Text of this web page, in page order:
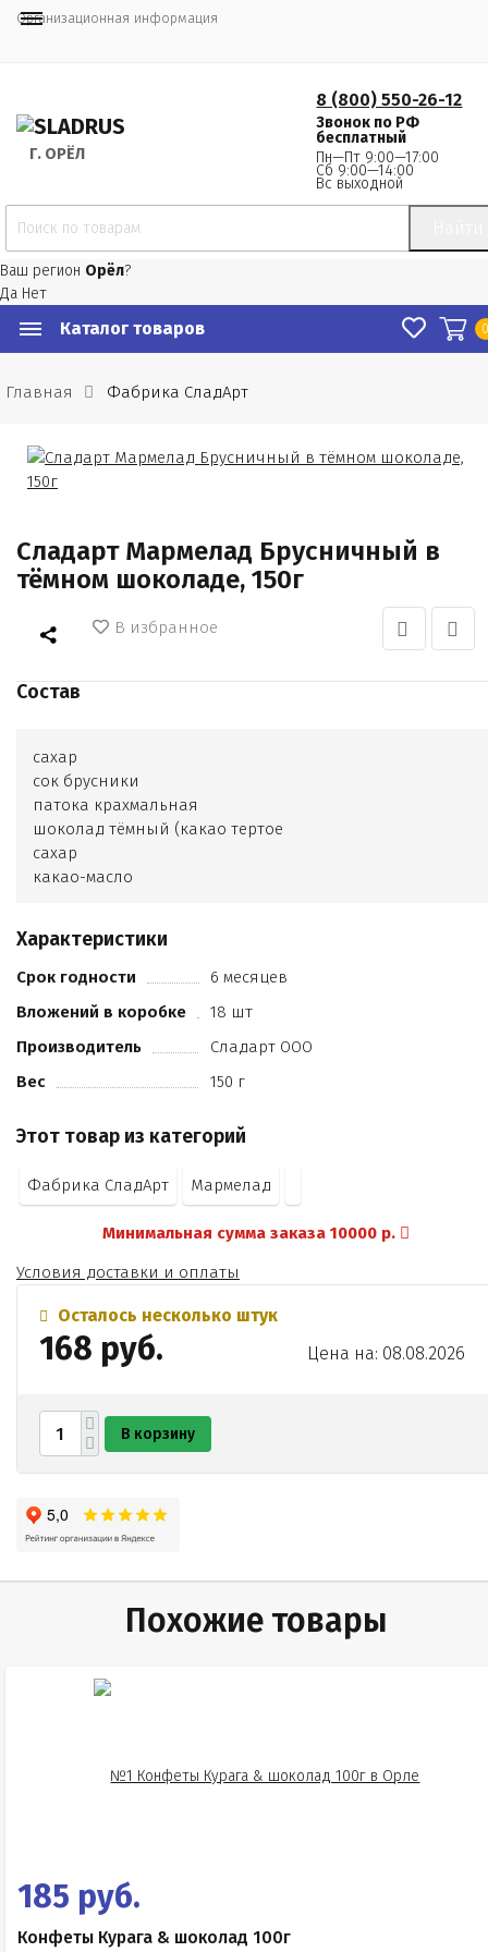
Организационная информация
Г. ОРЁЛ
8 (800) 550-26-12
Звонок по РФ
бесплатный
Пн—Пт 9:00—17:00
Сб 9:00—14:00
Вс выходной
Ваш регион Орёл?
Да Нет
Каталог товаров
Главная Фабрика СладАрт
Сладарт Мармелад Брусничный в
тёмном шоколаде, 150г
В избранное
Состав
сахар
сок брусники
патока крахмальная
шоколад тёмный (какао тертое
сахар
какао-масло
загуститель пектин
лимонная кислота
Характеристики
Срок годности
6 месяцев
Вложений в коробке
18 шт
Производитель
Сладарт ООО
Вес
150 г
Этот товар из категорий
Фабрика СладАрт Мармелад
Минимальная сумма заказа 10000 р.
Условия доставки и оплаты
Осталось несколько штук
168 руб. Цена на: 08.08.2026
В корзину
Похожие товары
185 руб.
Конфеты Курага & шоколад 100г